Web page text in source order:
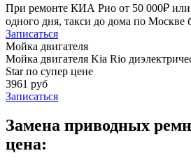
При ремонте КИА Рио от 50 000₽ или
одного дня, такси до дома по Москве
Записаться
Мойка двигателя
Мойка двигателя Kia Rio
Star по супер цене
3961 руб
Записаться
Замена приводных
цена: